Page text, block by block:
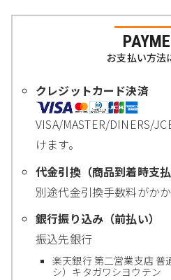
お支払い方法
クレジットカード決済
VISA/MASTER/DINERS/
けます。
代金引換（商品到着時支払
別途代金引換手数料がかか
銀行振り込み（前払い）
振込先銀行
楽天銀行 第二営業支店 普
シ）キタガワシヨウテン